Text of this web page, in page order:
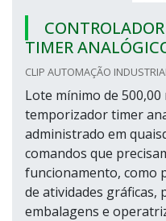
TIMER
CLIP AUTOMAÇÃO
Lote mínimo de
temporizador timer
administrado em
comandos que
funcionamento, como
de atividades gráficas,
embalagens e